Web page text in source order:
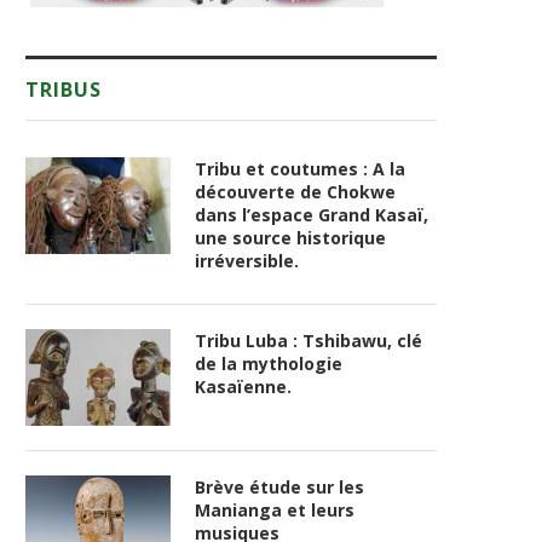
TRIBUS
Tribu et coutumes : A la
découverte de Chokwe
dans l’espace Grand Kasaï,
une source historique
irréversible.
Tribu Luba : Tshibawu, clé
de la mythologie
Kasaïenne.
Brève étude sur les
Manianga et leurs
musiques